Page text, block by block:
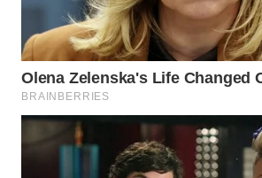
ADVOKAT
WAHANA
INFRASTRUKTUR
WAHANA
KONSUMEN